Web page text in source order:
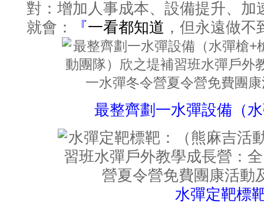
對：增加人事成本、設備提升、加
就會：
『一看都知道 ，但永遠做不
最整齊劃一水彈設備（
水彈定靶標